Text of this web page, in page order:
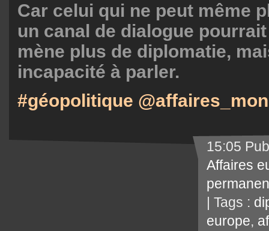
Car celui qui ne peut même
un canal de dialogue
mène plus de diplomatie,
incapacité à parler.
#géopolitique
15:05
Affaires
| Tags :
europe,